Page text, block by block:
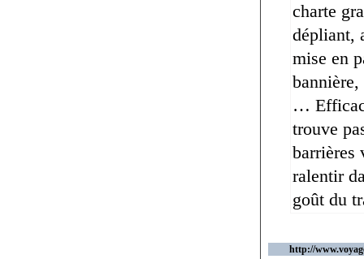
charte
dépliant,
mise en
…
trouve
barrières
ralentir
goût du
http://